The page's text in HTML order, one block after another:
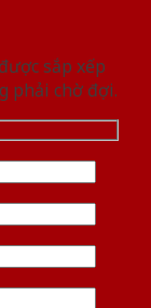
sắp xếp
phải chờ đợi.